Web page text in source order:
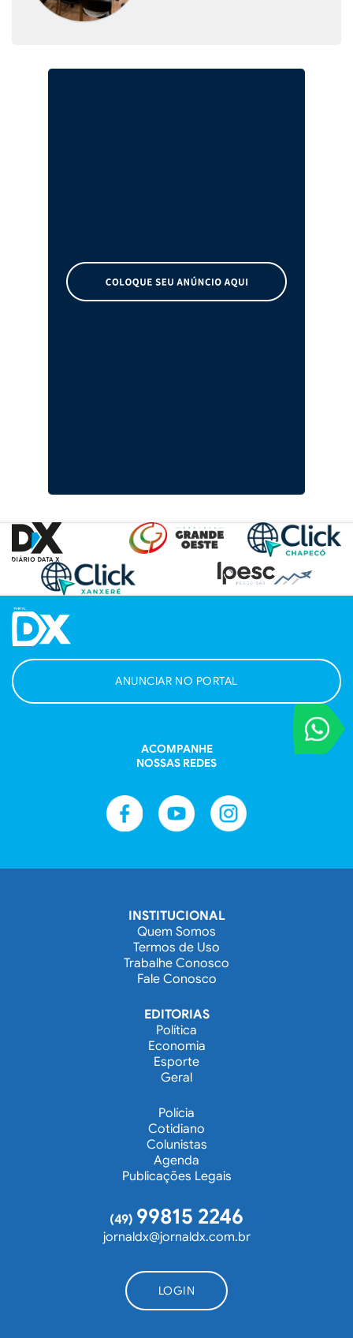
VOCÊ
Entre em
ANUNCIAR NO PORTAL
ACOMPANHE
NOSSAS REDES
INSTITUCIONAL
Quem Somos
Termos de Uso
Trabalhe Conosco
Fale Conosco
EDITORIAS
Política
Economia
Esporte
Geral
Polícia
Cotidiano
Colunistas
Agenda
Publicações Legais
(49) 99815 2246
jornaldx@jornaldx.com.br
LOGIN